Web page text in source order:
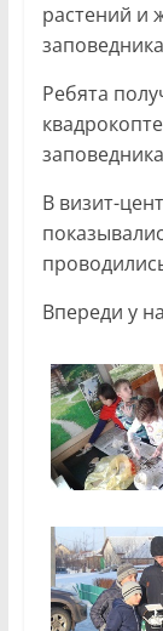
растений и
Ребята
В визит-
Впереди у